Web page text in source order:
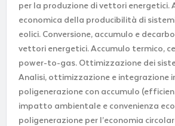
per la produzione di vettori energetici.
economica della producibilità di
eolici. Conversione, accumulo e
vettori energetici. Accumulo termico,
power-to-gas. Ottimizzazione dei
Analisi, ottimizzazione e integrazione
poligenerazione con accumulo
impatto ambientale e convenienza
poligenerazione per l’economia